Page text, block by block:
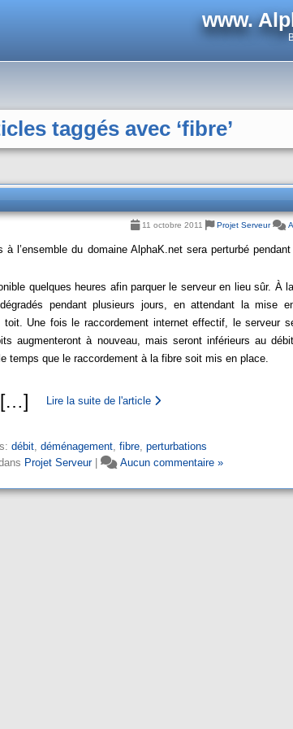
www.
taggés avec ‘fibre’
11 octobre 2011 Projet Serveur
à l’ensemble du domaine AlphaK.net sera perturbé
quelques heures afin parquer le serveur en lieu sûr. À
pendant plusieurs jours, en attendant la mise
Une fois le raccordement internet effectif, le serveur
augmenteront à nouveau, mais seront inférieurs au
temps que le raccordement à la fibre soit mis en place.
[…] Lire la suite de l'article
débit, déménagement, fibre, perturbations
Projet Serveur| Aucun commentaire »